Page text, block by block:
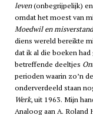
leven(onbegrijpelijk) en
omdat het moest van
Moedwil en misverstand
diens wereld bereikte
dat ik al die boeken
betreffende deeltjes
perioden waarin zo’n
onderverdeeld staan
Werk, uit 1963. Mijn
Analoog aan A. Roland